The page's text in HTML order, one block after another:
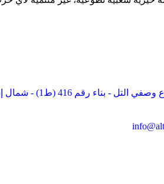
رقم 416 (ط1) - شمال إشارة جابر ب300 متر